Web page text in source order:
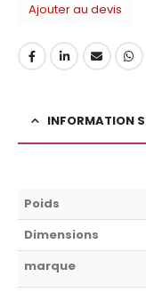
Ajouter au devis
INFORMATION
Poids
Dimensions
marque